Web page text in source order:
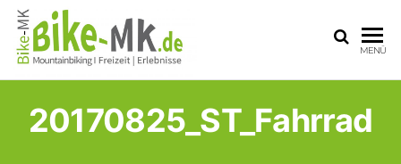
MK
Sauerland
MENÜ
20170825_ST_Fahrrad